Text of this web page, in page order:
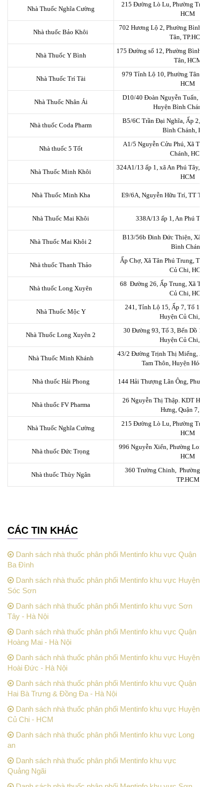
Nhà Thuốc Nghĩa Cường
215 Đường Lò Lu, Phường Trường
HCM
Nhà thuốc Bảo Khôi
702 Hương Lộ 2, Phường Bình Trị
Tân, TP.HCM
Nhà Thuốc Y Bình
175 Đường số 12, Phường Bình Hưng
Tân, HCM
Nhà Thuốc Trí Tài
979 Tỉnh Lộ 10, Phường Tân Tạo,
HCM
Nhà Thuốc Nhân Ái
D10/40 Đoàn Nguyễn Tuấn, Ấp 4,
Huyện Bình Chánh,
Nhà thuốc Coda Pharm
B5/6C Trần Đại Nghĩa, Ấp 2, Xã
Bình Chánh, HCM
Nhà thuốc 5 Tốt
A1/5 Nguyễn Cửu Phú, Xã Tân
Chánh, HCM
Nhà Thuốc Minh Khôi
324A1/13 ấp 1, xã An Phú Tây, huyện
HCM
Nhà Thuốc Minh Kha E9/6A, Nguyễn Hữu Trí, TT Tân
Nhà Thuốc Mai Khôi 338A/13 ấp 1, An Phú Tây,
Nhà Thuốc Mai Khôi 2
B13/56b Đinh Đức Thiện, Xã Bình
Bình Chánh.
Nhà thuốc Thanh Thảo
Ấp Chợ, Xã Tân Phú Trung, Thị trấn
Củ Chi, HCM
Nhà thuốc Long Xuyên
68 Đường 26, Ấp Trung, Xã Tân
Củ Chi, HCM
Nhà Thuốc Mộc Y
241, Tỉnh Lộ 15, Ấp 7, Tổ 1, Xã
Huyện Củ Chi, HCM
Nhà Thuốc Long Xuyên 2
30 Đường 93, Tổ 3, Bến Dồ 1, Xã
Huyện Củ Chi, HCM
Nhà Thuốc Minh Khánh
43/2 Đường Trịnh Thị Miếng, Ấp
Tam Thôn, Huyện Hóc Môn,
Nhà thuốc Hải Phong 144 Hải Thượng Lãn Ông, Phường
Nhà thuốc FV Pharma
26 Nguyễn Thị Thập. KDT Him
Hưng, Quận 7, HCM
Nhà Thuốc Nghĩa Cường
215 Đường Lò Lu, Phường Trường
HCM
Nhà thuốc Đức Trọng
996 Nguyễn Xiển, Phường Long
HCM
Nhà thuốc Thùy Ngân
360 Trường Chinh, Phường 13,
TP.HCM
CÁC TIN KHÁC
Danh sách nhà thuốc phân phối Mentinfo khu vực Quận
Ba Đình
Danh sách nhà thuốc phân phối Mentinfo khu vực Huyện
Sóc Sơn
Danh sách nhà thuốc phân phối Mentinfo khu vực Sơn
Tây - Hà Nội
Danh sách nhà thuốc phân phối Mentinfo khu vực Quận
Hoàng Mai - Hà Nội
Danh sách nhà thuốc phân phối Mentinfo khu vực Huyện
Hoài Đức - Hà Nội
Danh sách nhà thuốc phân phối Mentinfo khu vực Quận
Hai Bà Trưng & Đồng Đa - Hà Nội
Danh sách nhà thuốc phân phối Mentinfo khu vực Huyện
Củ Chi - HCM
Danh sách nhà thuốc phân phối Mentinfo khu vực Long
an
Danh sách nhà thuốc phân phối Mentinfo khu vực
Quảng Ngãi